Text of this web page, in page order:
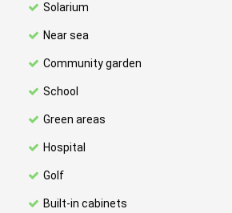
Solarium
Near sea
Community garden
School
Green areas
Hospital
Golf
Built-in cabinets